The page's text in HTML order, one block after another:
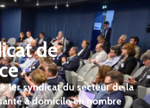
de
1er syndicat du secteur de la
à domicile en nombre